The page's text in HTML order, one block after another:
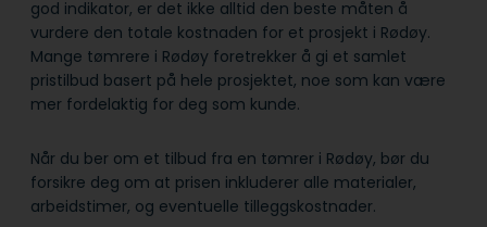
god indikator, er det ikke alltid den beste måten å
vurdere den totale kostnaden for et prosjekt i Rødøy.
Mange tømrere i Rødøy foretrekker å gi et samlet
pristilbud basert på hele prosjektet, noe som kan være
mer fordelaktig for deg som kunde.
Når du ber om et tilbud fra en tømrer i Rødøy, bør du
forsikre deg om at prisen inkluderer alle materialer,
arbeidstimer, og eventuelle tilleggskostnader.